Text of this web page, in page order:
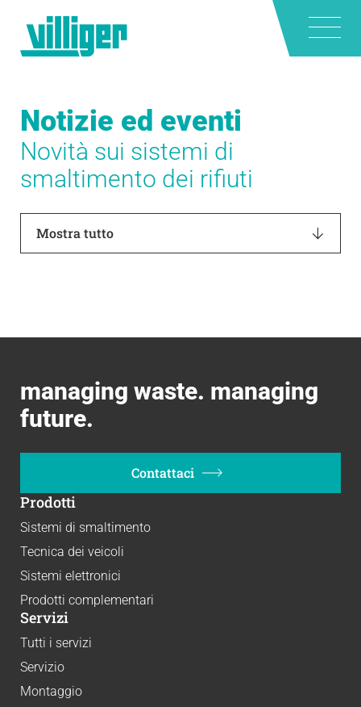
Notizie ed eventi
Novità sui sistemi di
smaltimento dei rifiuti
Mostra tutto
managing waste. managing
future.
Contattaci
Prodotti
Sistemi di smaltimento
Tecnica dei veicoli
Sistemi elettronici
Prodotti complementari
Servizi
Tutti i servizi
Servizio
Montaggio